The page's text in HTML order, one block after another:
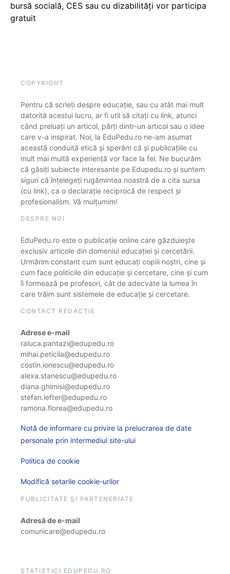
bursă socială, CES sau cu dizabilităţi vor participa
gratuit
COPYRIGHT
Pentru că scrieți despre educație, sau cu atât mai mult
datorită acestui lucru, ar fi util să citați cu link, atunci
când preluați un articol, părți dintr-un articol sau o idee
care v-a inspirat. Noi, la EduPedu.ro ne-am asumat
această conduită etică și sperăm că și publicațiile cu
mult mai multă experiență vor face la fel. Ne bucurăm
că găsiți subiecte interesante pe Edupedu.ro și suntem
siguri că înțelegeți rugămintea noastră de a cita sursa
(cu link), ca o declarație reciprocă de respect și
profesionalism. Vă mulțumim!
DESPRE NOI
EduPedu.ro este o publicație online care găzduiește
exclusiv articole din domeniul educației și cercetării.
Urmărim constant cum sunt educați copiii noștri, cine și
cum face politicile din educație și cercetare, cine și cum
îi formează pe profesori, cât de adecvate la lumea în
care trăim sunt sistemele de educație și cercetare.
CONTACT REDACȚIE
Adrese e-mail
raluca.pantazi@edupedu.ro
mihai.peticila@edupedu.ro
costin.ionescu@edupedu.ro
alexa.stanescu@edupedu.ro
diana.ghimisi@edupedu.ro
stefan.lefter@edupedu.ro
ramona.florea@edupedu.ro
Notă de informare cu privire la prelucrarea de date
personale prin intermediul site-ului
Politica de cookie
Modifică setarile cookie-urilor
PUBLICITATE ȘI PARTENERIATE
Adresă de e-mail
comunicare@edupedu.ro
STATISTICI EDUPEDU.RO